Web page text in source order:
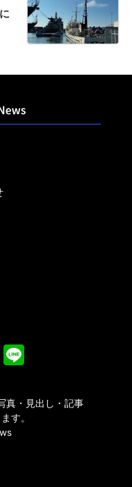
真・見出し・記事
す。